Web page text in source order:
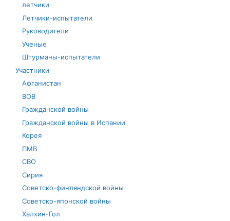
летчики
Летчики-испытатели
Руководители
Ученые
Штурманы-испытатели
Участники
Афганистан
ВОВ
Гражданской войны
Гражданской войны в Испании
Корея
ПМВ
СВО
Сирия
Советско-финляндской войны
Советско-японской войны
Халхин-Гол